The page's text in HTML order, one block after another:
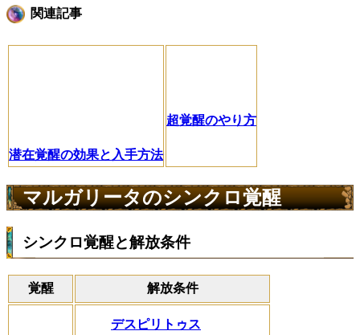
関連記事
潜在覚醒の効果と入手方法
超覚醒のやり方
マルガリータのシンクロ覚醒
シンクロ覚醒と解放条件
覚醒 解放条件
デスピリトゥス